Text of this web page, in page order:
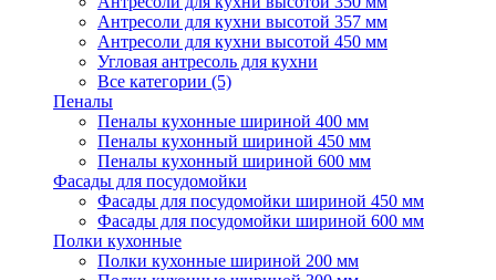
Антресоли для кухни высотой 357 мм
Антресоли для кухни высотой 450 мм
Угловая антресоль для кухни
Все категории (5)
Пеналы
Пеналы кухонные шириной 400 мм
Пеналы кухонный шириной 450 мм
Пеналы кухонный шириной 600 мм
Фасады для посудомойки
Фасады для посудомойки шириной 450 мм
Фасады для посудомойки шириной 600 мм
Полки кухонные
Полки кухонные шириной 200 мм